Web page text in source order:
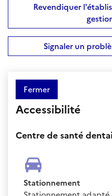
Revendiquer
Signaler un
Fermer
Accessibilité
Centre de santé
Stationnement